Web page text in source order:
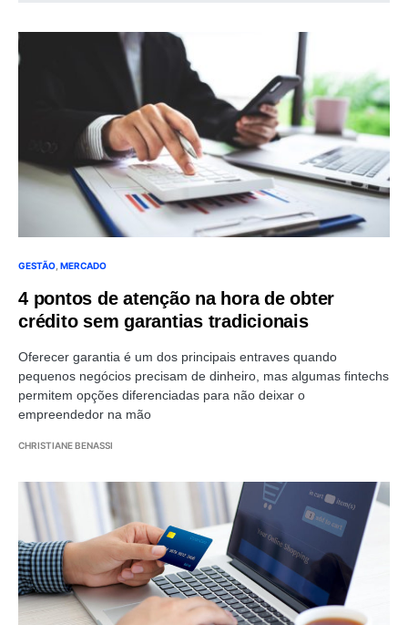
GESTÃO MERCADO
4 pontos de atenção na hora de obter
crédito sem garantias tradicionais
Oferecer garantia é um dos principais entraves quando
pequenos negócios precisam de dinheiro, mas algumas fintechs
permitem opções diferenciadas para não deixar o
empreendedor na mão
CHRISTIANE BENASSI